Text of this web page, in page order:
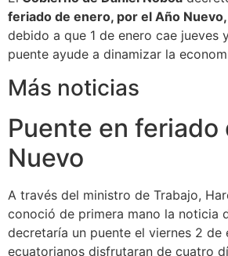
feriado de enero, por el Año Nuevo,
debido a que 1 de enero cae jueves
puente ayude a dinamizar la
Más noticias
Puente en feriado
Nuevo
A través del ministro de Trabajo,
conoció de primera mano la noticia
decretaría un puente el viernes 2 de
ecuatorianos disfrutaran de cuatro